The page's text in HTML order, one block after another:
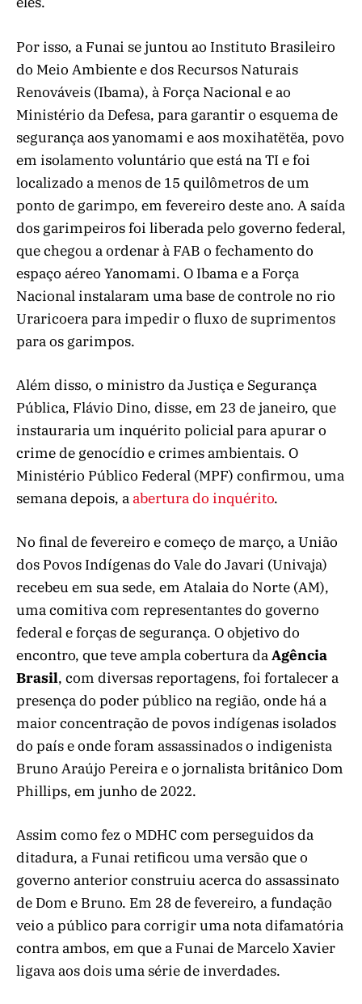
Por isso, a Funai se juntou ao Instituto Brasileiro
do Meio Ambiente e dos Recursos Naturais
Renováveis (Ibama), à Força Nacional e ao
Ministério da Defesa, para garantir o esquema de
segurança aos yanomami e aos moxihatëtëa, povo
em isolamento voluntário que está na TI e foi
localizado a menos de 15 quilômetros de um
ponto de garimpo, em fevereiro deste ano. A saída
dos garimpeiros foi liberada pelo governo federal,
que chegou a ordenar à FAB o fechamento do
espaço aéreo Yanomami. O Ibama e a Força
Nacional instalaram uma base de controle no rio
Uraricoera para impedir o fluxo de suprimentos
para os garimpos.
Além disso, o ministro da Justiça e Segurança
Pública, Flávio Dino, disse, em 23 de janeiro, que
instauraria um inquérito policial para apurar o
crime de genocídio e crimes ambientais. O
Ministério Público Federal (MPF) confirmou, uma
semana depois, a abertura do inquérito.
No final de fevereiro e começo de março, a União
dos Povos Indígenas do Vale do Javari (Univaja)
recebeu em sua sede, em Atalaia do Norte (AM),
uma comitiva com representantes do governo
federal e forças de segurança. O objetivo do
encontro, que teve ampla cobertura daAgência
Brasil, com diversas reportagens, foi fortalecer a
presença do poder público na região, onde há a
maior concentração de povos indígenas isolados
do país e onde foram assassinados o indigenista
Bruno Araújo Pereira e o jornalista britânico Dom
Phillips, em junho de 2022.
Assim como fez o MDHC com perseguidos da
ditadura, a Funai retificou uma versão que o
governo anterior construiu acerca do assassinato
de Dom e Bruno. Em 28 de fevereiro, a fundação
veio a público para corrigir uma nota difamatória
contra ambos, em que a Funai de Marcelo Xavier
ligava aos dois uma série de inverdades.